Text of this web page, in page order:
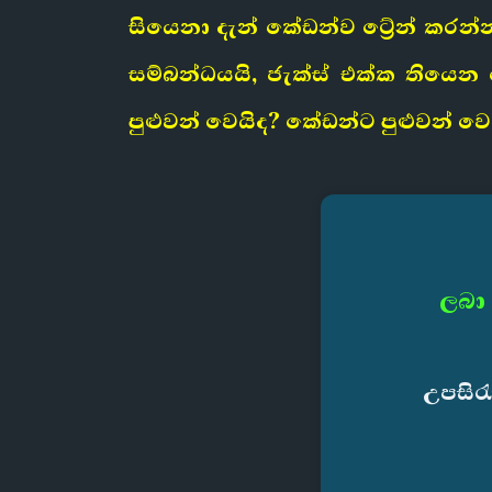
සියෙනා දැන් කේඩන්ව ට්‍රේන්
සම්බන්ධයයි, ජැක්ස් එක්ක තියෙන
පුළුවන් වෙයිද? කේඩන්ට පුළුවන්